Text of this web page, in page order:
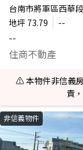
台南市將軍區西華段
地坪 73.79
--
--
住商不動產
⚠️ 本物件非信義
責
非信義物件